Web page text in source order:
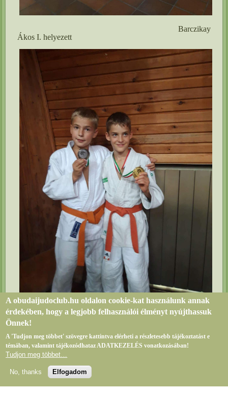
Barczikay
Ákos I. helyezett
Krizbai Dávid II. hely
Bejelentkezés
kizárólag a obudaijudoclub.hu engedélyével lehetséges!
Az oldalt fejlesztette és üzemelteti a Best sales Team Kft.
A obudaijudoclub.hu oldalon cookie-kat használunk annak
érdekében, hogy a legjobb felhasználói élményt nyújthassuk
Önnek!
A 'Tudjon meg többet' szövegre kattintva elérheti a részletesebb tájékoztatást e
témában, valamint tájékozódhataz ADATKEZELÉS vonatkozásában!
Tudjon meg többet…
No, thanks Elfogadom